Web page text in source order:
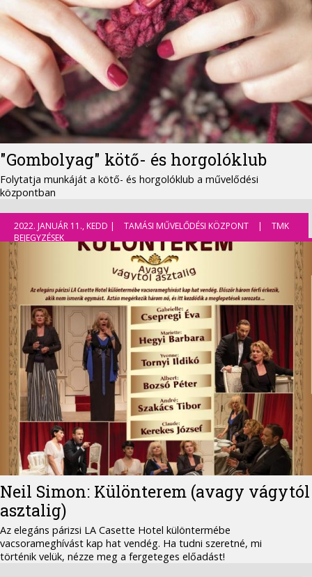
"Gombolyag" kötő- és horgolóklub
Folytatja munkáját a kötő- és horgolóklub a művelődési
központban
2022. JANUÁR 11., KEDD | TAMÁSI MŰVELŐDÉSI KÖZPONT |
TMK
BEJEGYZÉSEK
Neil Simon: Különterem (avagy vágytól
asztalig)
Az elegáns párizsi LA Casette Hotel különtermébe
vacsorameghívást kap hat vendég. Ha tudni szeretné, mi
történik velük, nézze meg a fergeteges előadást!